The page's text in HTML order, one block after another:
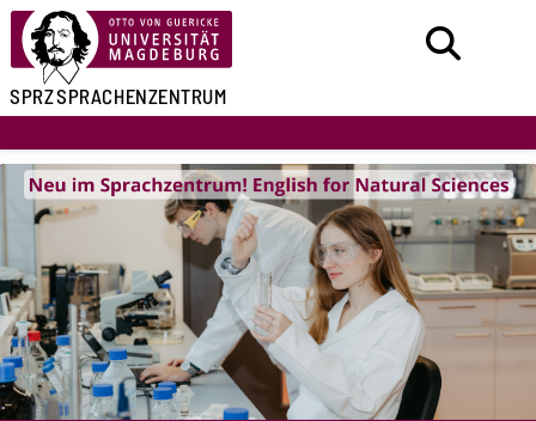
SPRZSPRACHENZENTRUM